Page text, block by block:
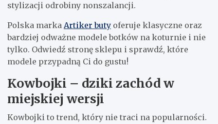
stylizacji odrobiny nonszalancji.
Polska marka Artiker buty oferuje klasyczne oraz
bardziej odważne modele botków na koturnie i nie
tylko. Odwiedź stronę sklepu i sprawdź, które
modele przypadną Ci do gustu!
Kowbojki – dziki zachód w
miejskiej wersji
Kowbojki to trend, który nie traci na popularności.